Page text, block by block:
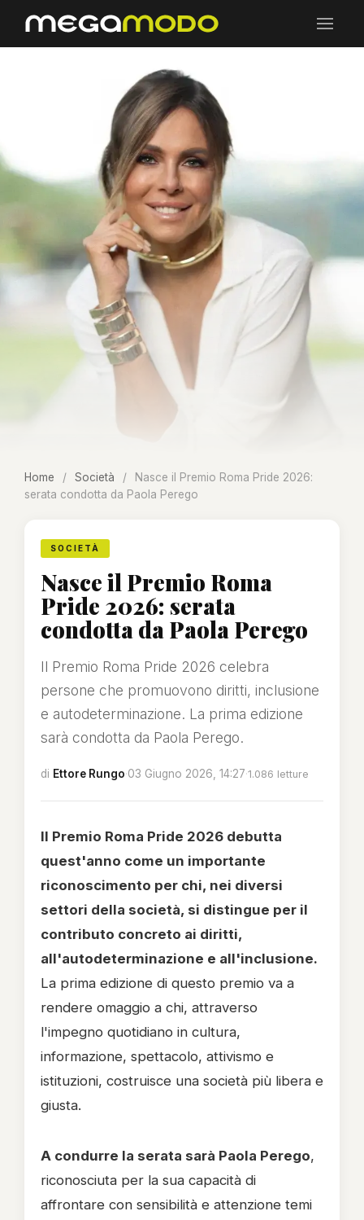
Home / Società /
Nasce il Premio Roma Pride 2026:
serata condotta da Paola Perego
SOCIETÀ
Nasce il Premio Roma
Pride 2026: serata
condotta da Paola Perego
Il Premio Roma Pride 2026 celebra
persone che promuovono diritti, inclusione
e autodeterminazione. La prima edizione
sarà condotta da Paola Perego.
di Ettore Rungo·03 Giugno 2026, 14:27·1.086 letture
Il Premio Roma Pride 2026 debutta
quest'anno come un importante
riconoscimento per chi, nei diversi
settori della società, si distingue per il
contributo concreto ai diritti,
all'autodeterminazione e all'inclusione.
La prima edizione di questo premio va a
rendere omaggio a chi, attraverso
l'impegno quotidiano in cultura,
informazione, spettacolo, attivismo e
istituzioni, costruisce una società più libera e
giusta.
A condurre la serata sarà Paola Perego,
riconosciuta per la sua capacità di
affrontare con sensibilità e attenzione temi